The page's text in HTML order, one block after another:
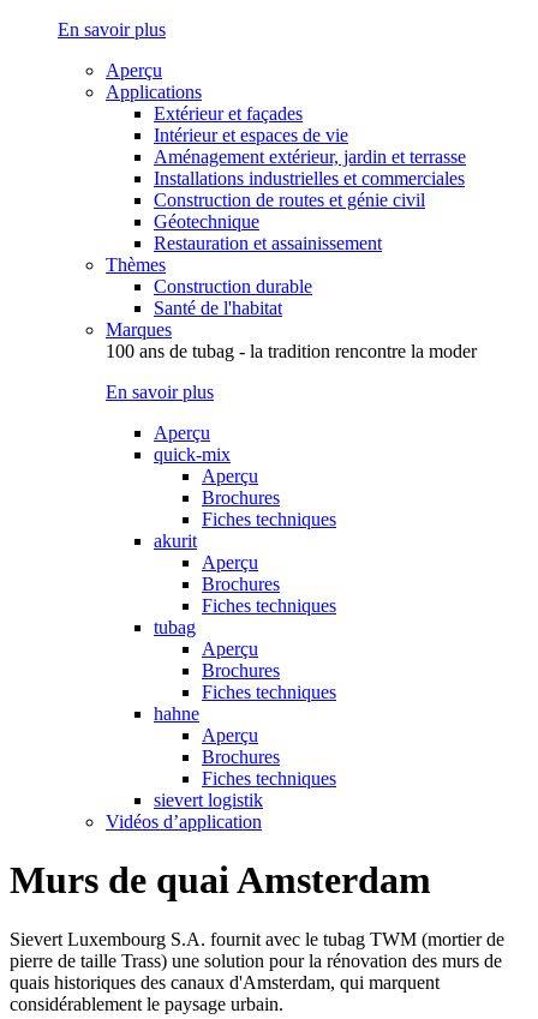
En savoir plus
Aperçu
Applications
Extérieur et façades
Intérieur et espaces de vie
Aménagement extérieur, jardin et terrasse
Installations industrielles et commerciales
Construction de routes et génie civil
Géotechnique
Restauration et assainissement
Thèmes
Construction durable
Santé de l'habitat
Marques
100 ans de tubag - la tradition rencontre la moder
En savoir plus
Aperçu
quick-mix
Aperçu
Brochures
Fiches techniques
akurit
Aperçu
Brochures
Fiches techniques
tubag
Aperçu
Brochures
Fiches techniques
hahne
Aperçu
Brochures
Fiches techniques
sievert logistik
Vidéos d’application
Murs de quai Amsterdam
Sievert Luxembourg S.A. fournit avec le tubag TWM (mortier de
pierre de taille Trass) une solution pour la rénovation des murs de
quais historiques des canaux d'Amsterdam, qui marquent
considérablement le paysage urbain.